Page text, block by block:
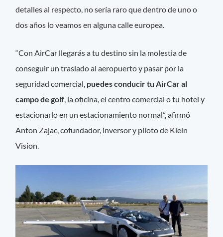
detalles al respecto, no sería raro que dentro de uno o
dos años lo veamos en alguna calle europea.
“Con AirCar llegarás a tu destino sin la molestia de
conseguir un traslado al aeropuerto y pasar por la
seguridad comercial, puedes conducir tu AirCar al
campo de golf , la oficina, el centro comercial o tu hotel y
estacionarlo en un estacionamiento normal”, afirmó
Anton Zajac, cofundador, inversor y piloto de Klein
Vision.